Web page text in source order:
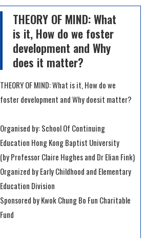
THEORY OF MIND: What
is it, How do we foster
development and Why
does it matter?
THEORY OF MIND: What is it, How do we
foster development and Why doesit matter?
Organised by: School Of Continuing
Education Hong Kong Baptist University
(by Professor Claire Hughes and Dr Elian Fink)
Organized by Early Childhood and Elementary
Education Division
Sponsored by Kwok Chung Bo Fun Charitable
Fund